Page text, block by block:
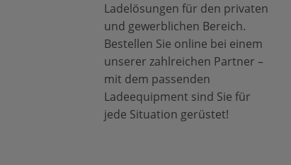
Ladelösungen für den privaten
und gewerblichen Bereich.
Bestellen Sie online bei einem
unserer zahlreichen Partner –
mit dem passenden
Ladeequipment sind Sie für
jede Situation gerüstet!